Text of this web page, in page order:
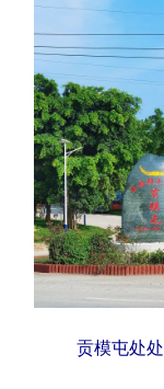
北京
辽宁
浙江
山东
广东
四川
新疆贡模屯处